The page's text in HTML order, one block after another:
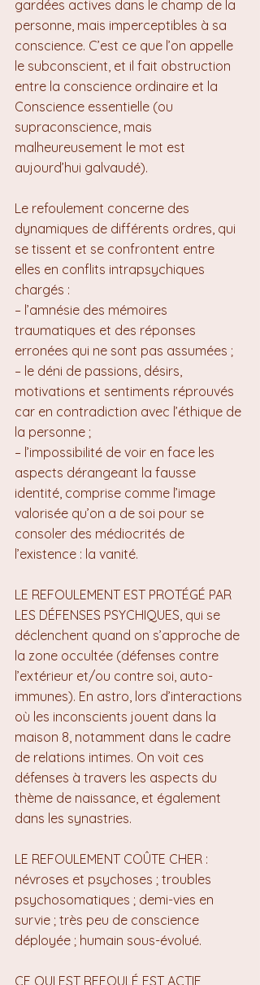
gardées actives dans le champ de la
personne, mais imperceptibles à sa
conscience. C’est ce que l’on appelle
le subconscient, et il fait obstruction
entre la conscience ordinaire et la
Conscience essentielle (ou
supraconscience, mais
malheureusement le mot est
aujourd’hui galvaudé).
Le refoulement concerne des
dynamiques de différents ordres, qui
se tissent et se confrontent entre
elles en conflits intrapsychiques
chargés :
– l’amnésie des mémoires
traumatiques et des réponses
erronées qui ne sont pas assumées ;
– le déni de passions, désirs,
motivations et sentiments réprouvés
car en contradiction avec l’éthique de
la personne ;
– l’impossibilité de voir en face les
aspects dérangeant la fausse
identité, comprise comme l’image
valorisée qu’on a de soi pour se
consoler des médiocrités de
l’existence : la vanité.
LE REFOULEMENT EST PROTÉGÉ PAR
LES DÉFENSES PSYCHIQUES, qui se
déclenchent quand on s’approche de
la zone occultée (défenses contre
l’extérieur et/ou contre soi, auto-
immunes). En astro, lors d’interactions
où les inconscients jouent dans la
maison 8, notamment dans le cadre
de relations intimes. On voit ces
défenses à travers les aspects du
thème de naissance, et également
dans les synastries.
LE REFOULEMENT COÛTE CHER :
névroses et psychoses ; troubles
psychosomatiques ; demi-vies en
survie ; très peu de conscience
déployée ; humain sous-évolué.
CE QUI EST REFOULÉ EST ACTIF